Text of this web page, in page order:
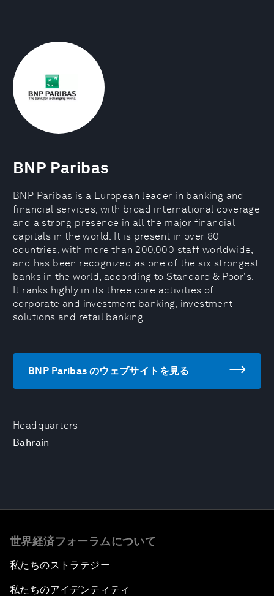
Headquarters
Bahrain
BNP Paribas
BNP Paribas is a European leader in banking and
financial services, with broad international coverage
and a strong presence in all the major financial
capitals in the world. It is present in over 80
countries, with more than 200,000 staff worldwide,
and has been recognized as one of the six strongest
banks in the world, according to Standard & Poor's.
It ranks highly in its three core activities of
corporate and investment banking, investment
solutions and retail banking.
BNP Paribas のウェブサイトを見る
世界経済フォーラムについて
私たちのストラテジー
私たちのアイデンティティ